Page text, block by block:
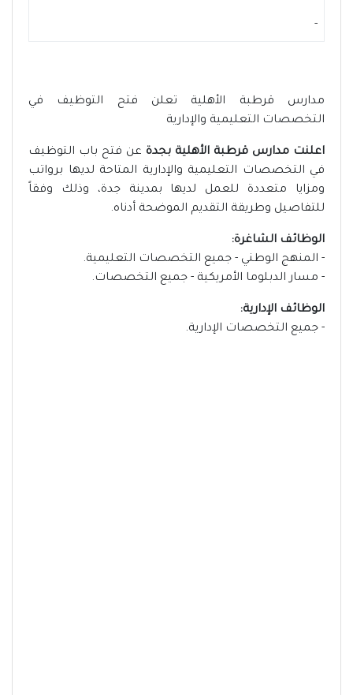
-
مدارس قرطبة الأهلية تعلن فتح التوظيف في
التخصصات التعليمية والإدارية
اعلنت مدارس قرطبة الأهلية بجدة عن فتح باب التوظيف
في التخصصات التعليمية والإدارية المتاحة لديها برواتب
ومزايا متعددة للعمل لديها بمدينة جدة، وذلك وفقاً
للتفاصيل وطريقة التقديم الموضحة أدناه.
الوظائف الشاغرة:
- المنهج الوطني - جميع التخصصات التعليمية.
- مسار الدبلوما الأمريكية - جميع التخصصات.
الوظائف الإدارية:
- جميع التخصصات الإدارية.